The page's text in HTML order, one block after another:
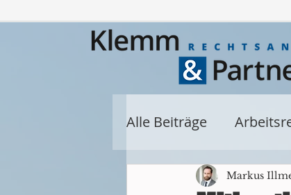
Alle Beiträge
Miet- und Markus